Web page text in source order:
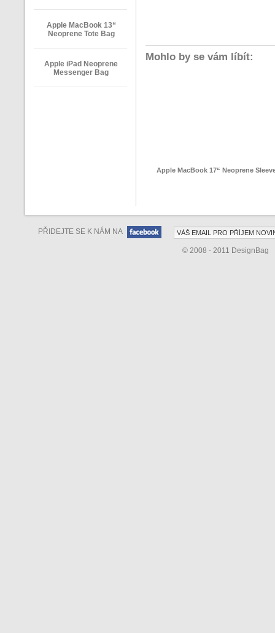
Mohlo by se vám líbít:
Apple MacBook 17“ Neoprene
Apple MacBook 13“
Neoprene Tote Bag
Apple iPad Neoprene
Messenger Bag
PŘIDEJTE SE K NÁM NA
© 2008 - 2011 DesignBag